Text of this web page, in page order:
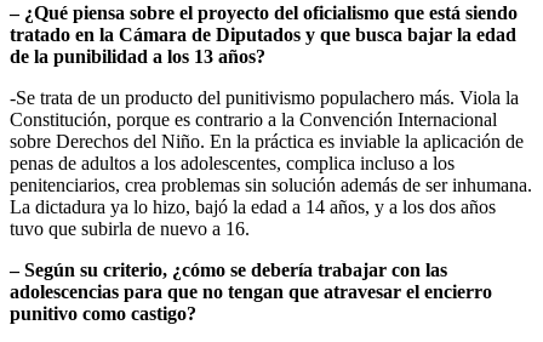
– ¿Qué piensa sobre el proyecto del oficialismo que está siendo
tratado en la Cámara de Diputados y que busca bajar la edad
de la punibilidad a los 13 años?
-Se trata de un producto del punitivismo populachero más. Viola la
Constitución, porque es contrario a la Convención Internacional
sobre Derechos del Niño. En la práctica es inviable la aplicación de
penas de adultos a los adolescentes, complica incluso a los
penitenciarios, crea problemas sin solución además de ser inhumana.
La dictadura ya lo hizo, bajó la edad a 14 años, y a los dos años
tuvo que subirla de nuevo a 16.
– Según su criterio, ¿cómo se debería trabajar con las
adolescencias para que no tengan que atravesar el encierro
punitivo como castigo?